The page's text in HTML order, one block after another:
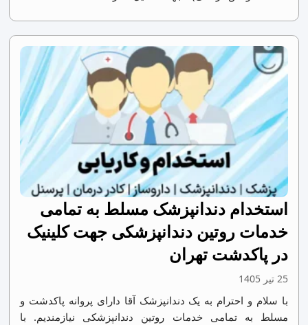
استخدام دندانپزشک مسلط به تمامی
خدمات روتین دندانپزشکی جهت کلینیک
در پاکدشت تهران
25 تیر 1405
با سلام و احترام به یک دندانپزشک آقا دارای پروانه پاکدشت و
مسلط به تمامی خدمات روتین دندانپزشکی نیازمندیم. با